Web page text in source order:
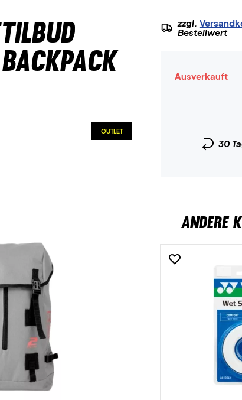
OUTLET
zzgl.
Bestellwert
Ausverkauft
30
ANDERE